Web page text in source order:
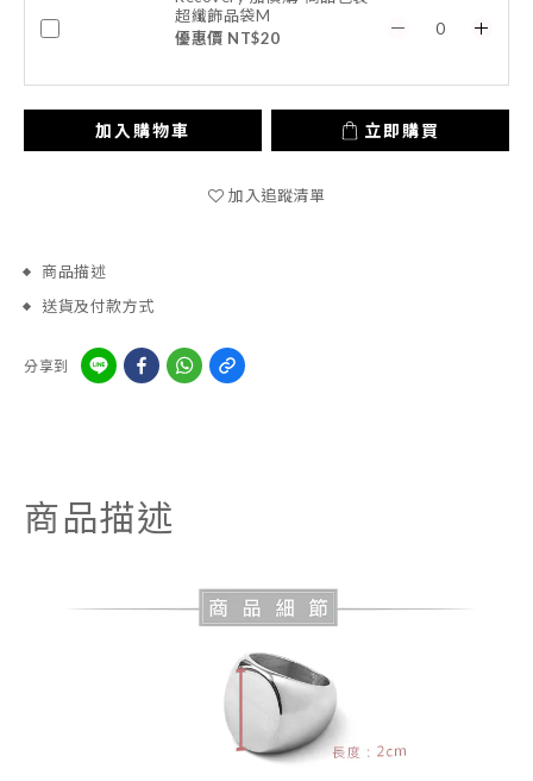
超纖飾品袋M
優惠價 NT$20
加入購物車 立即購買
加入追蹤清單
商品描述
送貨及付款方式
分享到
商品描述